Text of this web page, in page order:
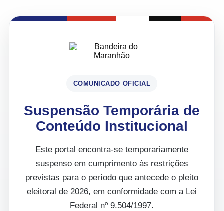
COMUNICADO OFICIAL
Suspensão Temporária de
Conteúdo Institucional
Este portal encontra-se temporariamente
suspenso em cumprimento às restrições
previstas para o período que antecede o pleito
eleitoral de 2026, em conformidade com a Lei
Federal nº 9.504/1997.